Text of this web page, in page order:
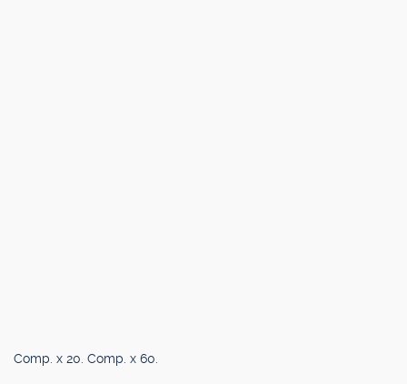
Comp. x 20. Comp. x 60.